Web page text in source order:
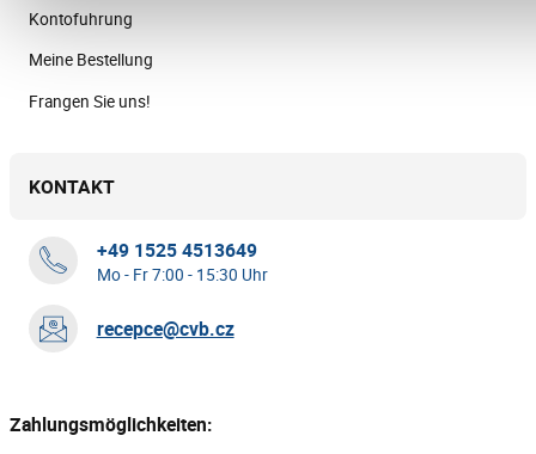
Kontofuhrung
Meine Bestellung
Frangen Sie uns!
KONTAKT
+49 1525 4513649
Mo - Fr 7:00 - 15:30 Uhr
recepce@cvb.cz
Zahlungsmöglichkeiten: